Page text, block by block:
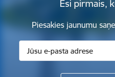
Esi pirmais,
Piesakies jaunumu